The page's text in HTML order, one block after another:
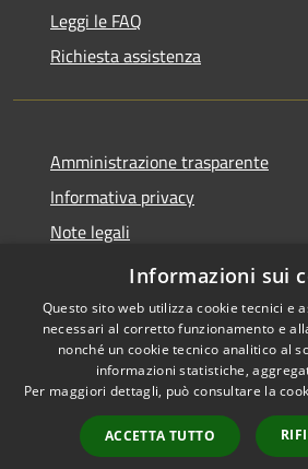
Leggi le FAQ
Richiesta assistenza
Amministrazione trasparente
Informativa privacy
Note legali
Dichiarazione di accessibilità
Accessibilità
Informazioni sui
Questo sito web utilizza cookie tecnici e
necessari al corretto funzionamento e
nonché un cookie tecnico analitico al
informazioni statistiche,
Per maggiori dettagli, può consultare la
ACCETTA TUTTO